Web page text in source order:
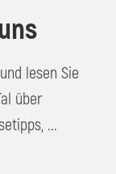
lesen Sie
über
...